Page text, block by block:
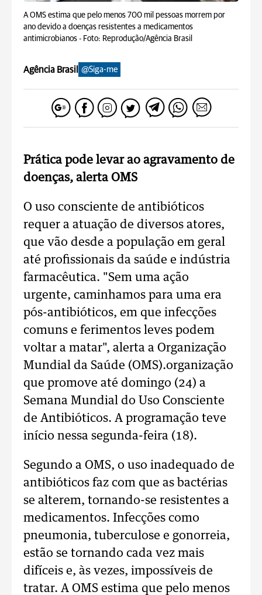
A OMS estima que pelo menos 700 mil pessoas morrem por
ano devido a doenças resistentes a medicamentos
antimicrobianos - Foto: Reprodução/Agência Brasil
Agência Brasil @Siga-me
Prática pode levar ao agravamento de
doenças, alerta OMS
O uso consciente de antibióticos
requer a atuação de diversos atores,
que vão desde a população em geral
até profissionais da saúde e indústria
farmacêutica. "Sem uma ação
urgente, caminhamos para uma era
pós-antibióticos, em que infecções
comuns e ferimentos leves podem
voltar a matar", alerta a Organização
Mundial da Saúde (OMS).organização
que promove até domingo (24) a
Semana Mundial do Uso Consciente
de Antibióticos. A programação teve
início nessa segunda-feira (18).
Segundo a OMS, o uso inadequado de
antibióticos faz com que as bactérias
se alterem, tornando-se resistentes a
medicamentos. Infecções como
pneumonia, tuberculose e gonorreia,
estão se tornando cada vez mais
difíceis e, às vezes, impossíveis de
tratar. A OMS estima que pelo menos